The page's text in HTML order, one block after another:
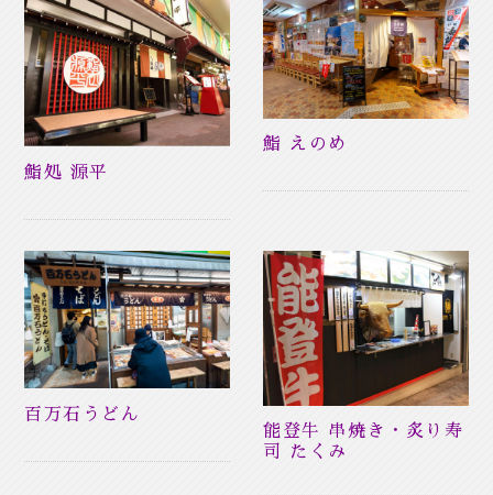
鮨処 源平
鮨 えのめ
百万石うどん
能登牛 串焼き・炙り寿
司 たくみ